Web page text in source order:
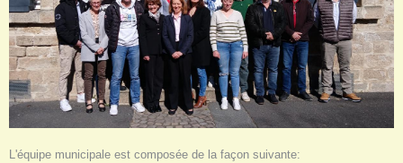
L'équipe municipale est composée de la façon suivante: